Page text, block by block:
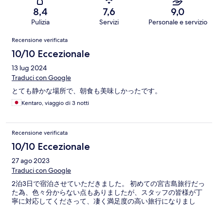
8,4
Pulizia
7,6
Servizi
9,0
Personale e servizio
Recensioni
Recensione verificata
10/10 Eccezionale
13 lug 2024
Traduci con Google
とても静かな場所で、朝食も美味しかったです。
Kentaro, viaggio di 3 notti
Recensione verificata
10/10 Eccezionale
27 ago 2023
Traduci con Google
2泊3日で宿泊させていただきました。 初めての宮古島旅行だっ
た為、色々分からない点もありましたが、スタッフの皆様が丁
寧に対応してくださって、凄く満足度の高い旅行になりまし